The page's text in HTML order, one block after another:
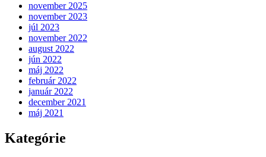
november 2025
november 2023
júl 2023
november 2022
august 2022
jún 2022
máj 2022
február 2022
január 2022
december 2021
máj 2021
Kategórie